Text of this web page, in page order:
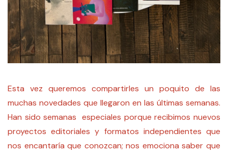
Esta vez queremos compartirles un poquito de las
muchas novedades que llegaron en las últimas semanas.
Han sido semanas especiales porque recibimos nuevos
proyectos editoriales y formatos independientes que
nos encantaría que conozcan; nos emociona saber que